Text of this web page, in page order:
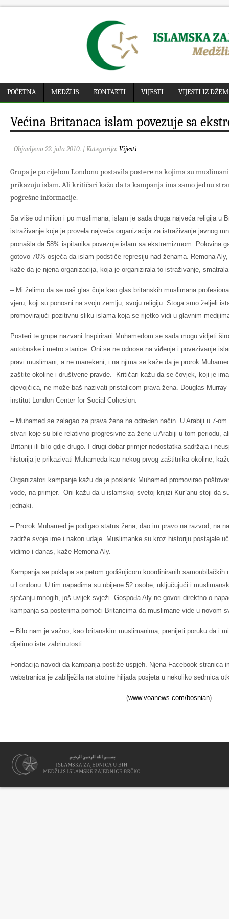
POČETNA MEDŽLIS KONTAKTI VIJESTI VIJESTI IZ
Većina Britanaca islam povezuje sa
Objavljeno 22. jula 2010. | Kategorija: Vijesti
Grupa je po cijelom Londonu postavila postere na kojima su
prikazuju islam. Ali kritičari kažu da ta kampanja ima samo jednu
pogrešne informacije.
Sa više od milion i po muslimana, islam je sada druga najveća religija u
istraživanje koje je provela najveća organizacija za istraživanje javnog
pronašla da 58% ispitanika povezuje islam sa ekstremizmom. Polovina
gotovo 70% osjeća da islam podstiče represiju nad ženama. Remona
kaže da je njena organizacija, koja je organizirala to istraživanje,
– Mi želimo da se naš glas čuje kao glas britanskih muslimana
vjeru, koji su ponosni na svoju zemlju, svoju religiju. Stoga smo željeli
promovirajući pozitivnu sliku islama koja se rijetko vidi u glavnim
Posteri te grupe nazvani Inspirirani Muhamedom se sada mogu vidjeti
autobuske i metro stanice. Oni se ne odnose na viđenje i povezivanje
pravi muslimani, a ne manekeni, i na njima se kaže da je prorok
zaštite okoline i društvene pravde. Kritičari kažu da se čovjek, koji je
djevojčica, ne može baš nazivati pristalicom prava žena. Douglas
institut London Center for Social Cohesion.
– Muhamed se zalagao za prava žena na određen način. U Arabiji u 7-
stvari koje su bile relativno progresivne za žene u Arabiji u tom periodu,
Britaniji ili bilo gdje drugo. I drugi dobar primjer nedostatka sadržaja i
historija je prikazivati Muhameda kao nekog prvog zaštitnika okoline,
Organizatori kampanje kažu da je poslanik Muhamed promovirao
vode, na primjer. Oni kažu da u islamskoj svetoj knjizi Kur`anu stoji da
jednaki.
– Prorok Muhamed je podigao status žena, dao im pravo na razvod, na
zadrže svoje ime i nakon udaje. Muslimanke su kroz historiju postajale
vidimo i danas, kaže Remona Aly.
Kampanja se poklapa sa petom godišnjicom koordiniranih samoubilačkih
u Londonu. U tim napadima su ubijene 52 osobe, uključujući i
sjećanju mnogih, još uvijek svježi. Gospođa Aly ne govori direktno o
kampanja sa posterima pomoći Britancima da muslimane vide u novom
– Bilo nam je važno, kao britanskim muslimanima, prenijeti poruku da i
dijelimo iste zabrinutosti.
Fondacija navodi da kampanja postiže uspjeh. Njena Facebook stranica
webstranica je zabilježila na stotine hiljada posjeta u nekoliko sedmica
(www.voanews.com/bosnian)